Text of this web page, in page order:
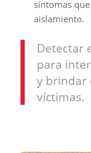
síntomas
aislamiento.
Detectar
para
y brindar
víctimas.